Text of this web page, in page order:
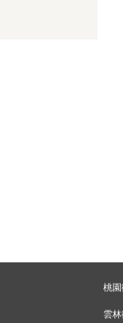
桃
雲